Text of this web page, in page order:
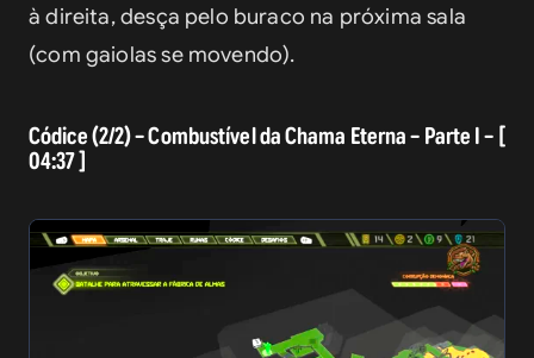
à direita, desça pelo buraco na próxima sala
(com gaiolas se movendo).
Códice (2/2) – Combustível da Chama Eterna – Parte I – [
04:37 ]